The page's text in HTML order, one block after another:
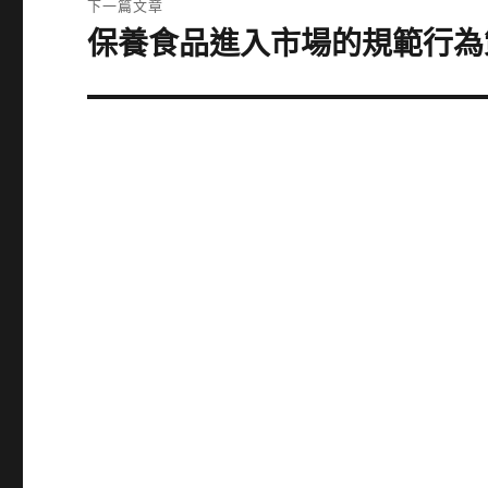
章:
下一篇文章
下
篇
保養食品進入市場的規範行